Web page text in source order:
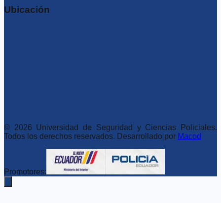
Ubicación
© 2026 Universidad de Seguridad y Ciencias Policiales.
Todos los derechos reservados. Desarrollado por Macod
Promotores: